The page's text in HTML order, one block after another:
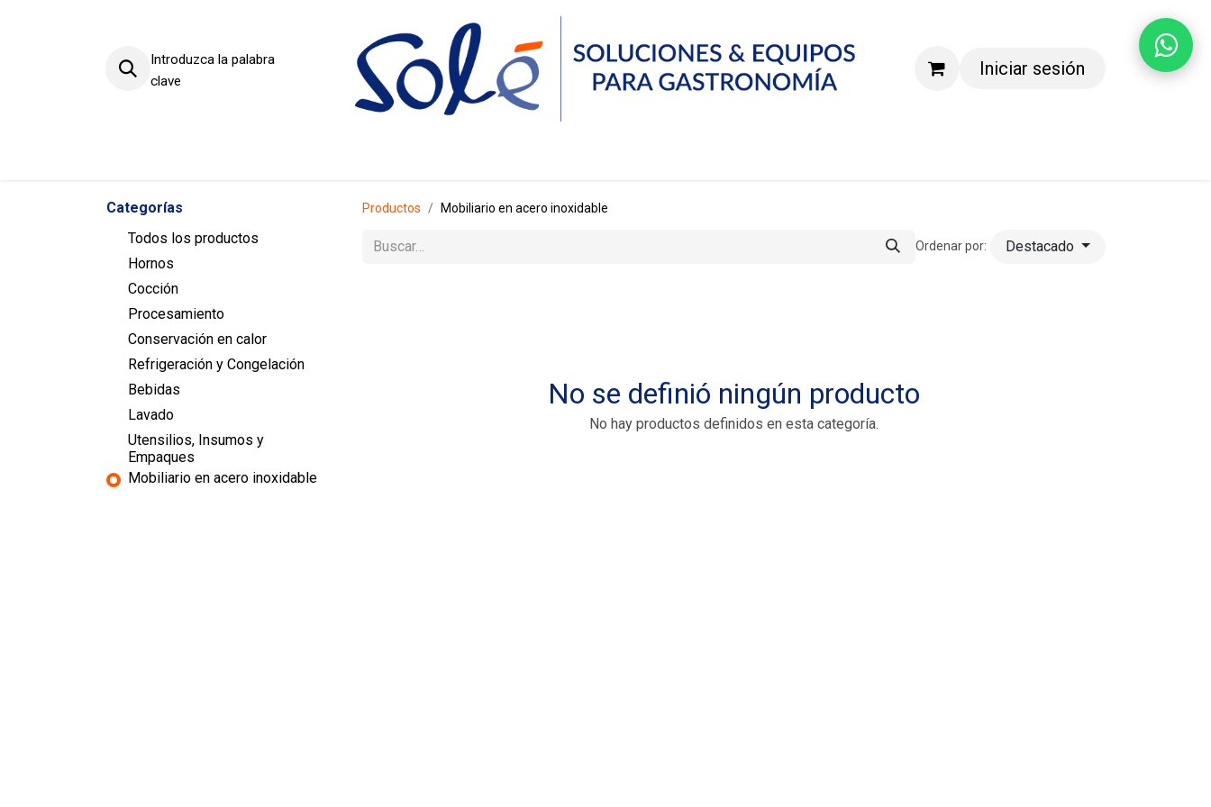
Introduzca la palabra
clave
Iniciar sesión
Categorías
Todos los productos
Hornos
Cocción
Procesamiento
Conservación en calor
Refrigeración y Congelación
Bebidas
Lavado
Utensilios, Insumos y
Empaques
Mobiliario en acero inoxidable
Productos Mobiliario en acero inoxidable
Ordenar por: Destacado
No se definió ningún producto
No hay productos definidos en esta categoría.